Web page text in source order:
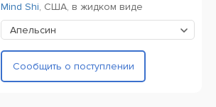
Mind Shi, США, в жидком виде
Апельсин
Сообщить о поступлении